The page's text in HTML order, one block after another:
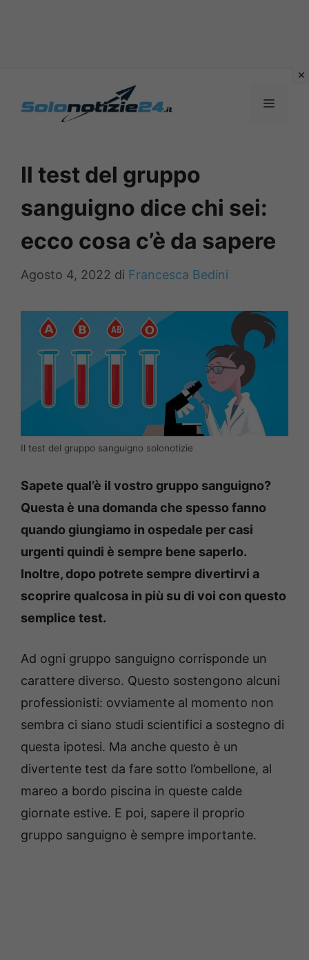
MENU
Il test del gruppo
sanguigno dice chi sei:
ecco cosa c’è da sapere
Agosto 4, 2022 di Francesca Bedini
Il test del gruppo sanguigno solonotizie
Sapete qual’è il vostro gruppo sanguigno?
Questa è una domanda che spesso fanno
quando giungiamo in ospedale per casi
urgenti quindi è sempre bene saperlo.
Inoltre, dopo potrete sempre divertirvi a
scoprire qualcosa in più su di voi con questo
semplice test.
Ad ogni gruppo sanguigno corrisponde un
carattere diverso. Questo sostengono alcuni
professionisti: ovviamente al momento non
sembra ci siano studi scientifici a sostegno di
questa ipotesi. Ma anche questo è un
divertente test da fare sotto l’ombellone, al
mareo a bordo piscina in queste calde
giornate estive. E poi, sapere il proprio
gruppo sanguigno è sempre importante.